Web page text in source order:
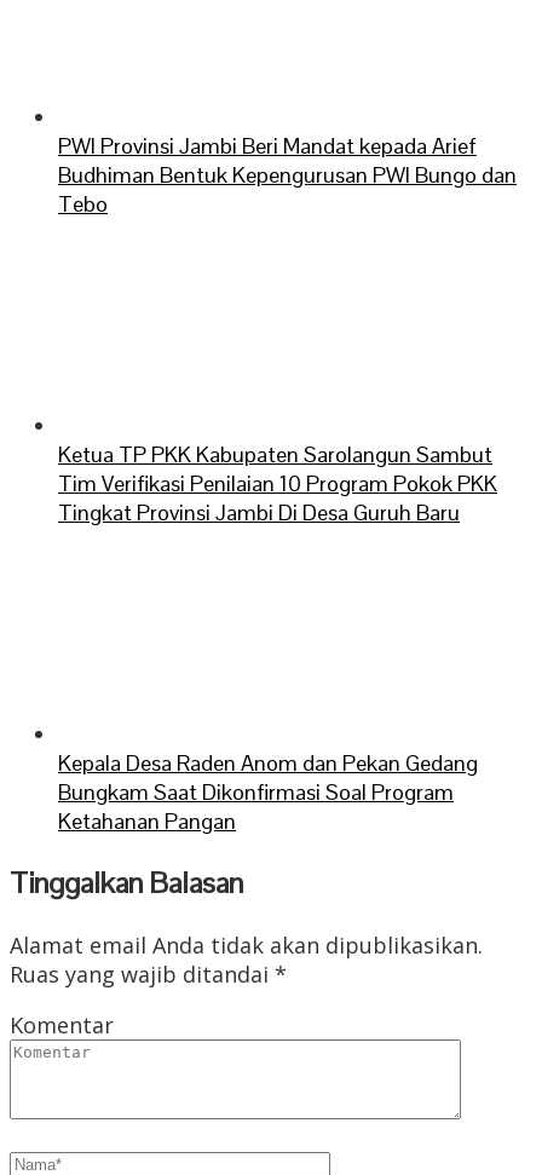
PWI Provinsi Jambi Beri Mandat kepada Arief
Budhiman Bentuk Kepengurusan PWI Bungo dan
Tebo
Ketua TP PKK Kabupaten Sarolangun Sambut
Tim Verifikasi Penilaian 10 Program Pokok PKK
Tingkat Provinsi Jambi Di Desa Guruh Baru
Kepala Desa Raden Anom dan Pekan Gedang
Bungkam Saat Dikonfirmasi Soal Program
Ketahanan Pangan
Tinggalkan Balasan
Alamat email Anda tidak akan dipublikasikan.
Ruas yang wajib ditandai *
Komentar